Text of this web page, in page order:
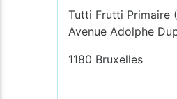
Tutti Frutti Primaire
Avenue Adolphe
1180 Bruxelles